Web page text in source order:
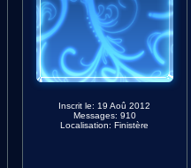
Inscrit le: 19 Aoû 2012
Messages: 910
Localisation: Finistère